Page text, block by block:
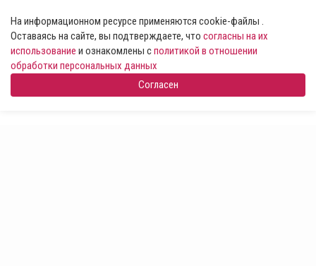
На информационном ресурсе применяются cookie-файлы .
Оставаясь на сайте, вы подтверждаете, что согласны на их
использование и ознакомлены сполитикой в отношении
обработки персональных данных
Согласен